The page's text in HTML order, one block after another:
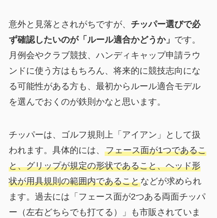
意外と見落とされがちですが、 チッパー選びで必
ず確認したいのが「ルール適合かどうか」 です。
月例会やクラブ競技、ハンディキャップ申請ラウ
ンドに使う方はもちろん、将来的に競技志向にな
る可能性がある方も、最初からルール適合モデル
を選んでおくのが鉄則かなと思います。
チッパーは、ゴルフ規則上「アイアン」として扱
われます。具体的には、 フェース面が1つであるこ
と、グリップが規定の形状であること、ヘッド形
状が用具規則の範囲内であることなどが求められ
ます。過去には「フェース面が2つある両面チッパ
ー（左右どちらでも打てる）」も市販されていま